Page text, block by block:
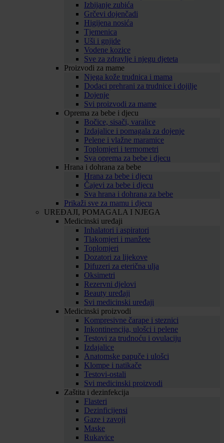
Izbijanje zubića
Grčevi dojenčadi
Higijena nosića
Tjemenica
Uši i gnjide
Vodene kozice
Sve za zdravlje i njegu djeteta
Proizvodi za mame
Njega kože trudnica i mama
Dodaci prehrani za trudnice i dojilje
Dojenje
Svi proizvodi za mame
Oprema za bebe i djecu
Bočice, sisači, varalice
Izdajalice i pomagala za dojenje
Pelene i vlažne maramice
Toplomjeri i termometri
Sva oprema za bebe i djecu
Hrana i dohrana za bebe
Hrana za bebe i djecu
Čajevi za bebe i djecu
Sva hrana i dohrana za bebe
Prikaži sve za mamu i djecu
UREĐAJI, POMAGALA I NJEGA
Medicinski uređaji
Inhalatori i aspiratori
Tlakomjeri i manžete
Toplomjeri
Dozatori za lijekove
Difuzeri za eterična ulja
Oksimetri
Rezervni djelovi
Beauty uređaji
Svi medicinski uređaji
Medicinski proizvodi
Kompresivne čarape i steznici
Inkontinencija, ulošci i pelene
Testovi za trudnoću i ovulaciju
Izdajalice
Anatomske papuče i ulošci
Klompe i natikače
Testovi-ostali
Svi medicinski proizvodi
Zaštita i dezinfekcija
Flasteri
Dezinficijensi
Gaze i zavoji
Maske
Rukavice